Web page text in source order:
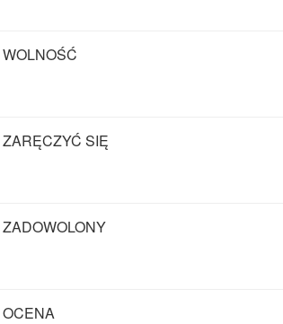
WOLNOŚĆ
ZARĘCZYĆ SIĘ
ZADOWOLONY
OCENA